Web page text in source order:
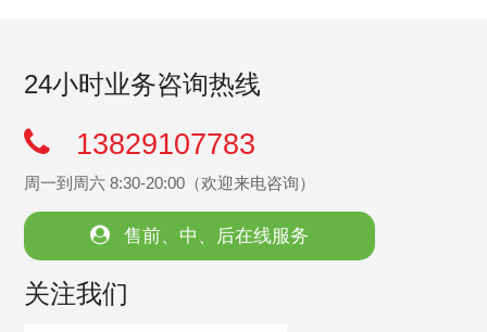
24小时业务咨询热线
13829107783
周一到周六 8:30-20:00（欢迎来电咨询）
售前、中、后在线服务
关注我们